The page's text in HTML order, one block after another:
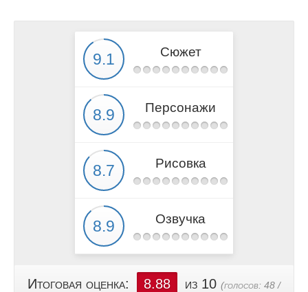
Сюжет
Персонажи
Рисовка
Озвучка
Итоговая оценка: 8.88 из 10 (голосов: 48 /